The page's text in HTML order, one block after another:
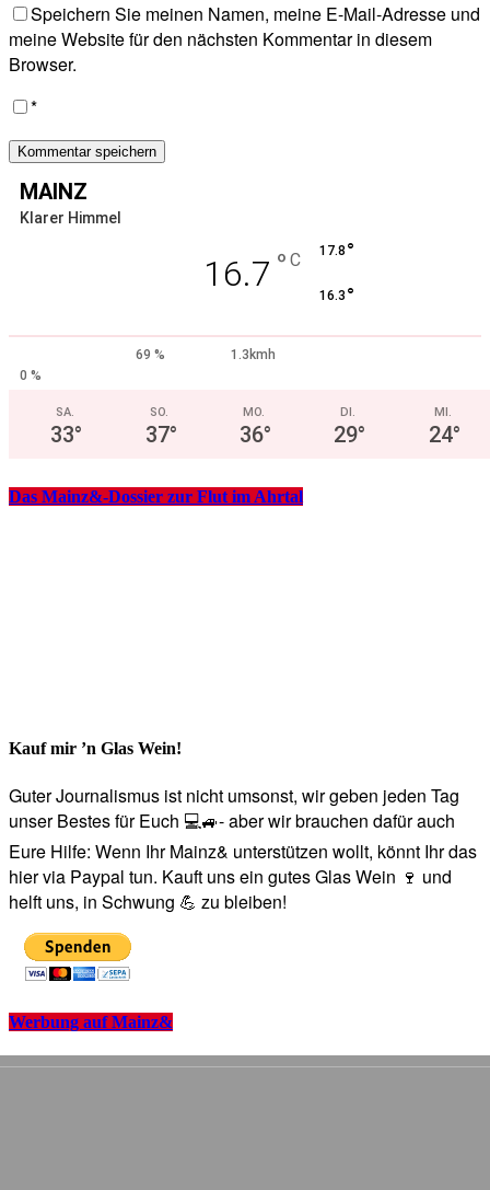
Speichern Sie meinen Namen, meine E-Mail-Adresse und
meine Website für den nächsten Kommentar in diesem
Browser.
*
MAINZ
Klarer Himmel
16.7 ° C 17.8 °
16.3 °
69 %
1.3kmh
0 %
SA.
33°
SO.
37°
MO.
36°
DI.
29°
MI.
24°
Das Mainz&-Dossier zur Flut im Ahrtal
Kauf mir ’n Glas Wein!
Guter Journalismus ist nicht umsonst, wir geben jeden Tag
unser Bestes für Euch 💻🚙- aber wir brauchen dafür auch
Eure Hilfe: Wenn Ihr Mainz& unterstützen wollt, könnt Ihr das
hier via Paypal tun. Kauft uns ein gutes Glas Wein 🍷 und
helft uns, in Schwung 💪 zu bleiben!
Werbung auf Mainz&